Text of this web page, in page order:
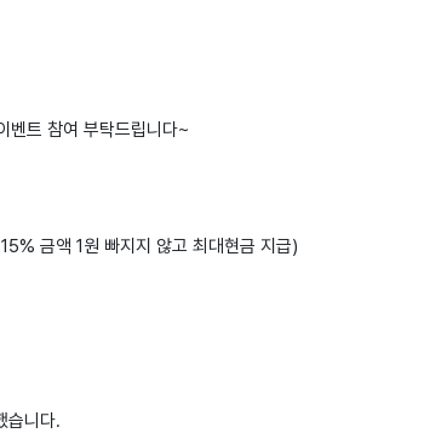
벤트 참여 부탁드립니다~
금액 1원 빠지지 않고 최대현금 지급)
습니다.